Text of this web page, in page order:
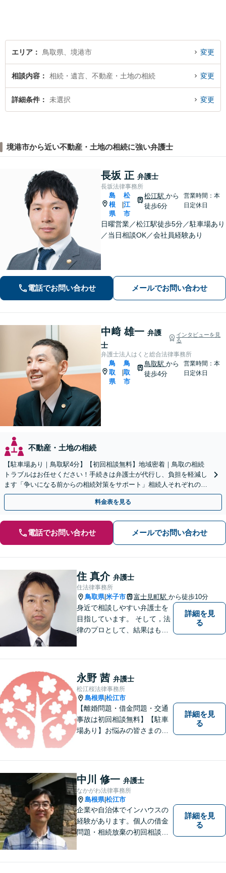
上】
エリア
鳥取県、境港市 変更
相談内容 相続・遺言、不動産・土地の相続 変更
詳細条件 未選択 変更
境港市から近い不動産・土地の相続に強い弁護士
長坂 正 弁護士
長坂法律事務所
島
根
県
松
江
市
松江駅から
徒歩6分
営業時間：本
日定休日
日曜営業／松江駅徒歩5分／駐車場あり
／当日相談OK／会社員経験あり
電話でお問い合わせ メールでお問い合わせ
中﨑 雄一 弁護
士
インタビューを見
る
弁護士法人はくと総合法律事務所
鳥
取
県
鳥
取
市
鳥取駅から
徒歩4分
営業時間：本
日定休日
不動産・土地の相続
【駐車場あり｜鳥取駅4分】【初回相談無料】地域密着｜鳥取の相続
トラブルはお任せください！手続きは弁護士が代行し、負担を軽減し
ます「争いになる前からの相続対策をサポート」相続人それぞれの立
場を尊重し、冷静に対立の解消を目指します。
料金表を見る
電話でお問い合わせ メールでお問い合わせ
住 真介 弁護士
住法律事務所
鳥取県|米子市 富士見町駅 から徒歩10分
身近で相談しやすい弁護士を
目指しています。 そして，法
律のプロとして、結果はもち
依頼者様の心を理解し，寄り
添いながら問題い解決のサポ
ートを心がけています。
詳細を見
る
永野 茜 弁護士
松江桜法律事務所
島根県|松江市
【離婚問題・借金問題・交通
事故は初回相談無料】【駐車
場あり】お悩みの皆さまの気
いりたいと思います。丁寧な
説明で適切かつ迅速な解決を
目指します。
詳細を見
る
中川 修一 弁護士
なかがわ法律事務所
島根県|松江市
企業や自治体でインハウスの
経験があります。個人の借金
問題・相続放棄の初回相談
詳細を見
る